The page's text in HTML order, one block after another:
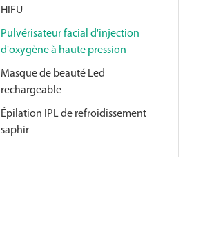
HIFU
Pulvérisateur facial d'injection
d'oxygène à haute pression
Masque de beauté Led
rechargeable
Épilation IPL de refroidissement
saphir